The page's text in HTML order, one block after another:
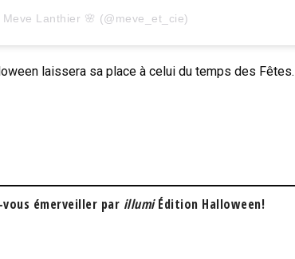
Lanthier 🌸 (@meve_et_cie)
laissera sa place à celui du temps des Fêtes.
vous émerveiller par illumiÉdition Halloween!